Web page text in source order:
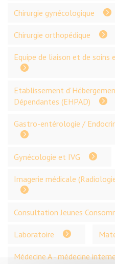
Chirurgie gynécologique
Chirurgie orthopédique
Equipe de liaison et de soins
Etablissement
Dépendantes (EHPAD)
Gastro-entérologie /
Gynécologie et IVG
Imagerie médicale
Consultation Jeunes
Laboratoire
Médecine A - médecine interne